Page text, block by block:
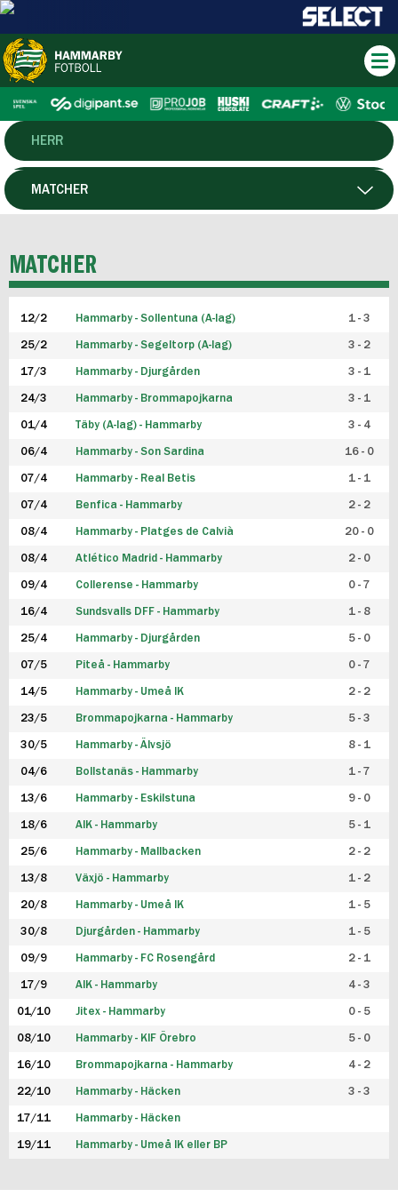
HERR
DAM
P19
F19
FUTSAL HERR
FUTSAL DAM
MATCHER
MATCHER
12/2 Hammarby - Sollentuna (A-lag) 1 - 3
25/2 Hammarby - Segeltorp (A-lag) 3 - 2
17/3 Hammarby - Djurgården 3 - 1
24/3 Hammarby - Brommapojkarna 3 - 1
01/4 Täby (A-lag) - Hammarby 3 - 4
06/4 Hammarby - Son Sardina 16 - 0
07/4 Hammarby - Real Betis 1 - 1
07/4 Benfica - Hammarby 2 - 2
08/4 Hammarby - Platges de Calvià 20 - 0
08/4 Atlético Madrid - Hammarby 2 - 0
09/4 Collerense - Hammarby 0 - 7
16/4 Sundsvalls DFF - Hammarby 1 - 8
25/4 Hammarby - Djurgården 5 - 0
07/5 Piteå - Hammarby 0 - 7
14/5 Hammarby - Umeå IK 2 - 2
23/5 Brommapojkarna - Hammarby 5 - 3
30/5 Hammarby - Älvsjö 8 - 1
04/6 Bollstanäs - Hammarby 1 - 7
13/6 Hammarby - Eskilstuna 9 - 0
18/6 AIK - Hammarby 5 - 1
25/6 Hammarby - Mallbacken 2 - 2
13/8 Växjö - Hammarby 1 - 2
20/8 Hammarby - Umeå IK 1 - 5
30/8 Djurgården - Hammarby 1 - 5
09/9 Hammarby - FC Rosengård 2 - 1
17/9 AIK - Hammarby 4 - 3
01/10 Jitex - Hammarby 0 - 5
08/10 Hammarby - KIF Örebro 5 - 0
16/10 Brommapojkarna - Hammarby 4 - 2
22/10 Hammarby - Häcken 3 - 3
17/11 Hammarby - Häcken
19/11 Hammarby - Umeå IK eller BP